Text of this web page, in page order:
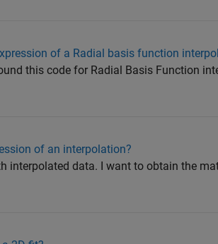
of a Radial basis function
this code for Radial Basis Function
of an interpolation?
interpolated data. I want to obtain the